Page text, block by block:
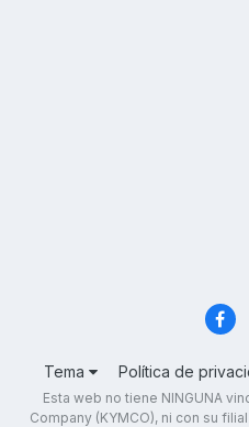
Tema Política de
Esta web no tiene NINGUNA
Company (KYMCO), ni con su